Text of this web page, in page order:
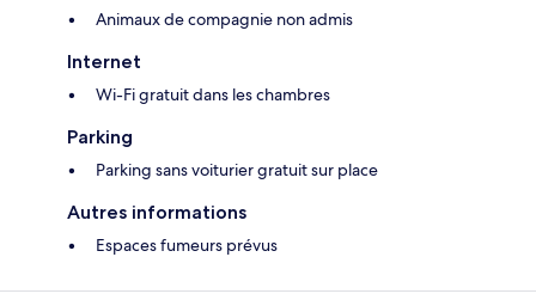
Animaux de compagnie non admis
Internet
Wi-Fi gratuit dans les chambres
Parking
Parking sans voiturier gratuit sur place
Autres informations
Espaces fumeurs prévus